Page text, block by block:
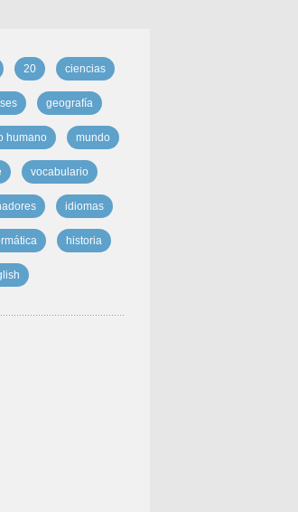
20 ciencias
geografía
humano mundo
vocabulario
idiomas
historia